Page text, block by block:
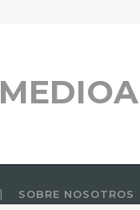
SOBRE NOSOTROS